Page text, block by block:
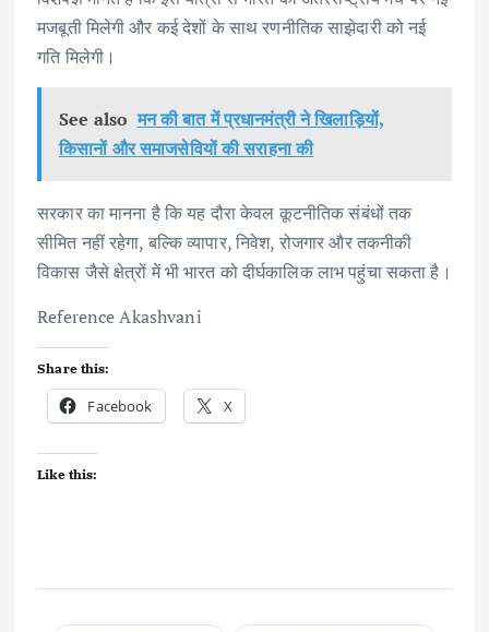
मजबूती मिलेगी और कई देशों के साथ रणनीतिक साझेदारी को नई
गति मिलेगी।
See also मन की बात में प्रधानमंत्री ने खिलाड़ियों,
किसानों और समाजसेवियों की सराहना की
सरकार का मानना है कि यह दौरा केवल कूटनीतिक संबंधों तक
सीमित नहीं रहेगा, बल्कि व्यापार, निवेश, रोजगार और तकनीकी
विकास जैसे क्षेत्रों में भी भारत को दीर्घकालिक लाभ पहुंचा सकता है।
Reference Akashvani
Share this:
Facebook X
Like this: